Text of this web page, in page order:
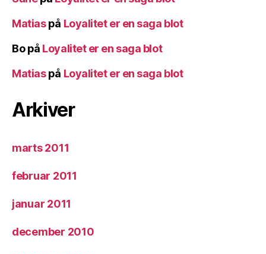
Matiaspå Loyalitet er en saga blot
Bopå Loyalitet er en saga blot
Matiaspå Loyalitet er en saga blot
Arkiver
marts 2011
februar 2011
januar 2011
december 2010